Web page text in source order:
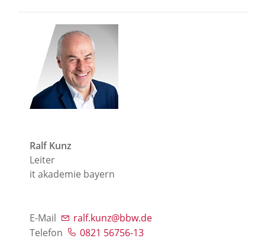
Ralf Kunz
Leiter
it akademie bayern
E-Mail
ralf.kunz@bbw.de
Telefon
0821 56756-13